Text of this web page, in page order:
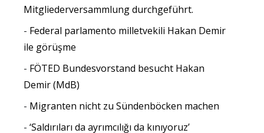
Mitgliederversammlung durchgeführt.
Federal parlamento milletvekili Hakan Demir
ile görüşme
FÖTED Bundesvorstand besucht Hakan
Demir (MdB)
Migranten nicht zu Sündenböcken machen
‘Saldırıları da ayrımcılığı da kınıyoruz’